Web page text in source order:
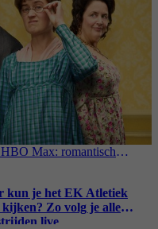
Max: romantisch
kun je het EK Atletiek
kijken? Zo volg je alle
live